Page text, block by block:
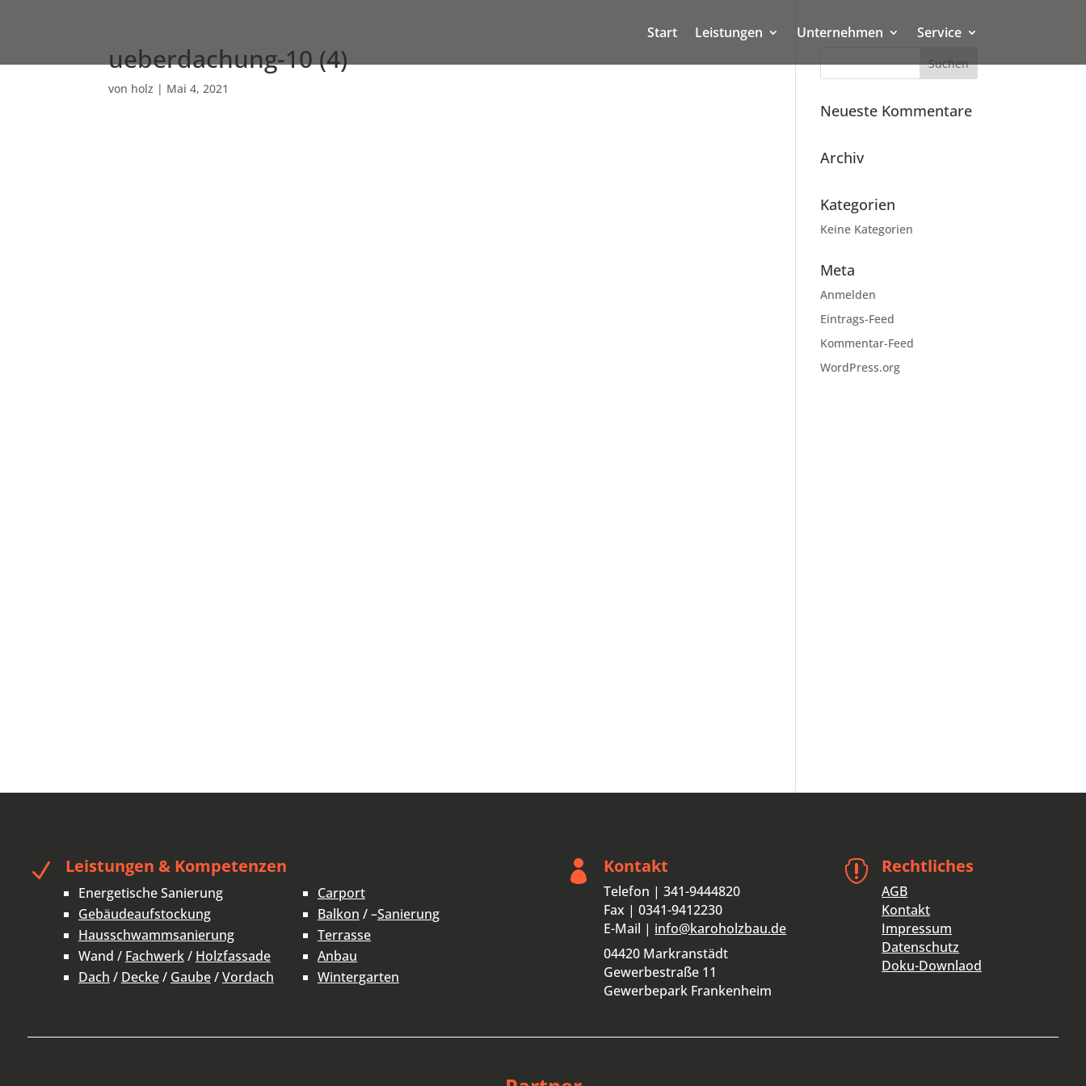
Start Leistungen Unternehmen Service
ueberdachung-10 (4)
von holz | Mai 4, 2021
Neueste Kommentare
Archiv
Kategorien
Keine Kategorien
Meta
Anmelden
Eintrags-Feed
Kommentar-Feed
WordPress.org
N Leistungen & Kompetenzen
Energetische Sanierung
Gebäudeaufstockung
Hausschwammsanierung
Wand / Fachwerk/ Holzfassade
Dach / Decke/ Gaube/Vordach
Carport
Balkon / –Sanierung
Terrasse
Anbau
Wintergarten
 Kontakt
Telefon | 341-9444820
Fax | 0341-9412230
E-Mail | info@karoholzbau.de
04420 Markranstädt
Gewerbestraße 11
Gewerbepark Frankenheim
 Rechtliches
AGB
Kontakt
Impressum
Datenschutz
Doku-Downlaod